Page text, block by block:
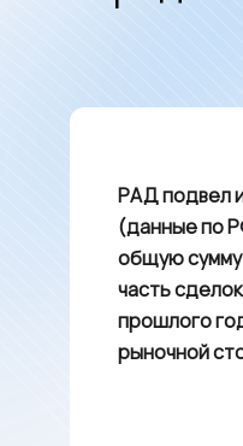
РАД подвел
(данные по
общую сумму
часть
прошлого
рыночной